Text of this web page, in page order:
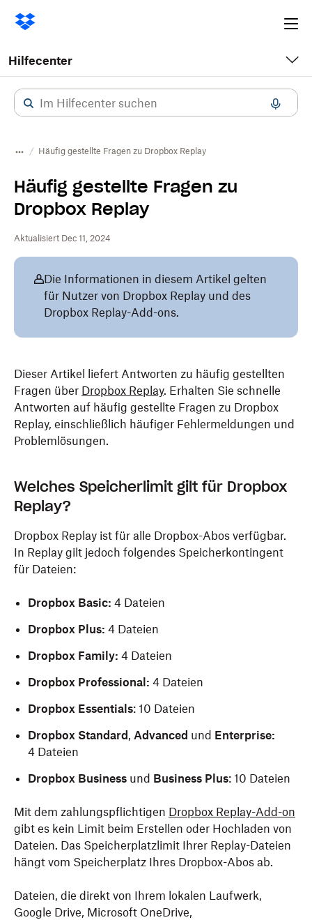
Hilfecenter
Häufig gestellte Fragen zu Dropbox Replay
Häufig gestellte Fragen zu
Dropbox Replay
Aktualisiert Dec 11, 2024
Die Informationen in diesem Artikel gelten
für Nutzer von Dropbox Replay und des
Dropbox Replay-Add-ons.
Dieser Artikel liefert Antworten zu häufig gestellten
Fragen über Dropbox Replay. Erhalten Sie schnelle
Antworten auf häufig gestellte Fragen zu Dropbox
Replay, einschließlich häufiger Fehlermeldungen und
Problemlösungen.
Welches Speicherlimit gilt für Dropbox
Replay?
Dropbox Replay ist für alle Dropbox-Abos verfügbar.
In Replay gilt jedoch folgendes Speicherkontingent
für Dateien:
Dropbox Basic: 4 Dateien
Dropbox Plus: 4 Dateien
Dropbox Family: 4 Dateien
Dropbox Professional: 4 Dateien
Dropbox Essentials: 10 Dateien
Dropbox Standard , Advanced und Enterprise:
4 Dateien
Dropbox Business und Business Plus: 10 Dateien
Mit dem zahlungspflichtigen Dropbox Replay-Add-on
gibt es kein Limit beim Erstellen oder Hochladen von
Dateien. Das Speicherplatzlimit Ihrer Replay-Dateien
hängt vom Speicherplatz Ihres Dropbox-Abos ab.
Dateien, die direkt von Ihrem lokalen Laufwerk,
Google Drive, Microsoft OneDrive,